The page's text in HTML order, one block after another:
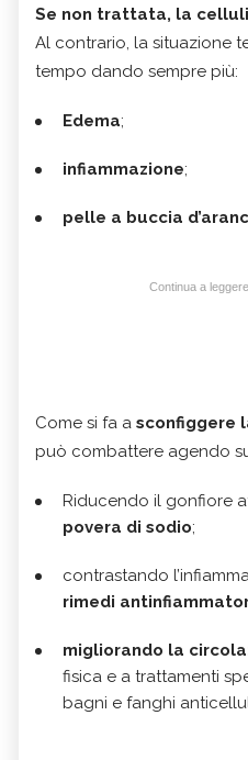
Se non trattata, la
Al contrario, la situazione
tempo dando sempre più:
Edema;
infiammazione;
pelle a buccia
Continua a
Come si fa a sconfiggere
può combattere agendo
Riducendo il gonfiore
povera di sodio;
contrastando
rimedi
migliorando la
fisica e a trattamenti
bagni e fanghi